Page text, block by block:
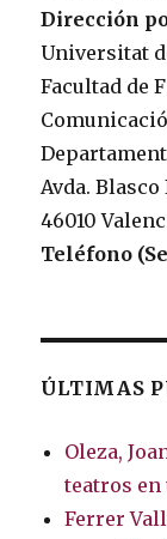
Dirección
Universitat
Facultad de
Avda.
46010
Teléfono
ÚLTIMAS
Oleza,
teatros en
Ferrer